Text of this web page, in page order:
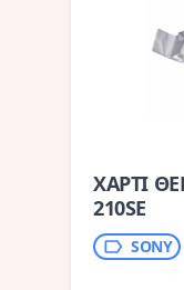
ΧΑΡΤΙ
210SE
SONY